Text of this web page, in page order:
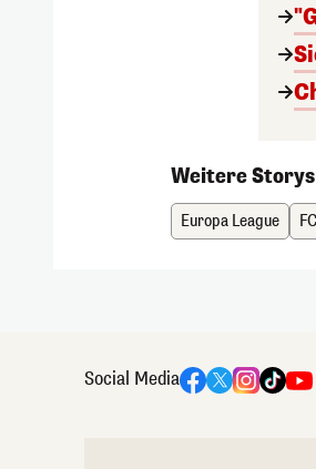
Weitere Storys
Europa League
Social Media